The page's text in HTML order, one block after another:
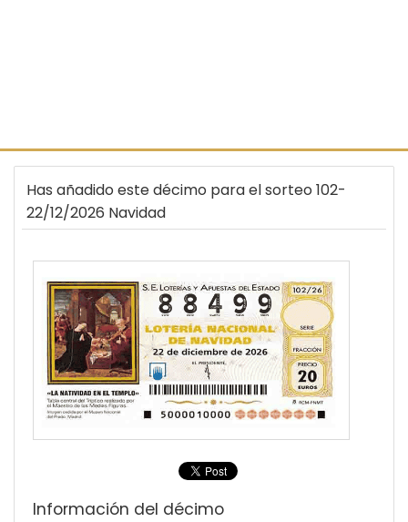
Has añadido este décimo para el sorteo 102-
22/12/2026 Navidad
Información del décimo